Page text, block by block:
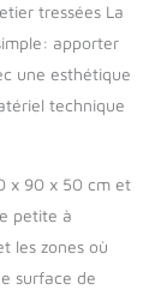
tressées La
apporter
une esthétique
technique
x 90 x 50 cm et
petite à
les zones où
surface de